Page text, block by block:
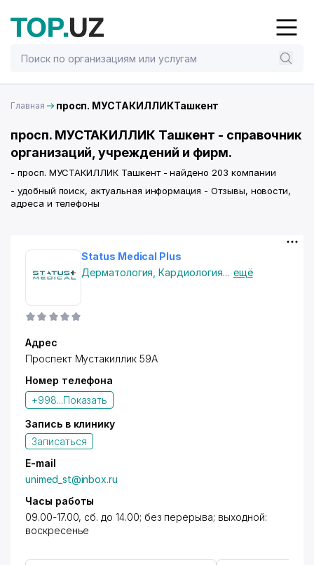
Главная просп. МУСТАКИЛЛИКТашкент
просп. МУСТАКИЛЛИК Ташкент - справочник
организаций, учреждений и фирм.
- просп. МУСТАКИЛЛИК Ташкент - найдено 203 компании
- удобный поиск, актуальная информация - Отзывы, новости,
адреса и телефоны
Status Medical Plus
Дерматология ,Кардиология... ещё
Адрес
Проспект Мустакиллик 59А
Номер телефона
+998...Показать
Запись в клинику
Записаться
E-mail
unimed_st@inbox.ru
Часы работы
09.00-17.00, сб. до 14.00; без перерыва; выходной:
воскресенье